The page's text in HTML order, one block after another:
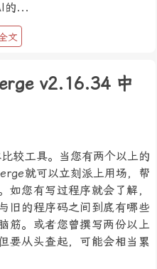
的...
文
v2.16.34 中
较工具。当您有两个以上的
就可以立刻派上用场，帮
如您有写过程序就会了解，
旧的程序码之间到底有哪些
筋。或者您曾撰写两份以上
要从头查起，可能会相当累